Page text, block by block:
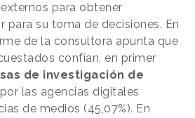
para obtener
para su toma de decisiones. En
de la consultora apunta que
confían, en primer
de investigación de
las agencias digitales
de medios (45,07%). En